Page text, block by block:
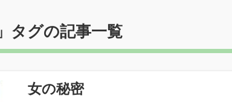
」タグの記事一覧
女の秘密